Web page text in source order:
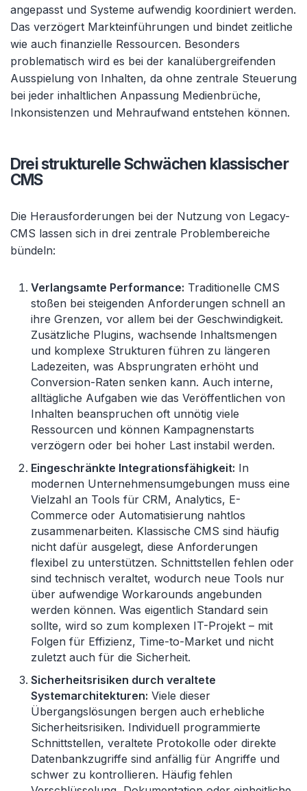
angepasst und Systeme aufwendig koordiniert werden.
Das verzögert Markteinführungen und bindet zeitliche
wie auch finanzielle Ressourcen. Besonders
problematisch wird es bei der kanalübergreifenden
Ausspielung von Inhalten, da ohne zentrale Steuerung
bei jeder inhaltlichen Anpassung Medienbrüche,
Inkonsistenzen und Mehraufwand entstehen können.
Drei strukturelle Schwächen klassischer
CMS
Die Herausforderungen bei der Nutzung von Legacy-
CMS lassen sich in drei zentrale Problembereiche
bündeln:
Verlangsamte Performance: Traditionelle CMS
stoßen bei steigenden Anforderungen schnell an
ihre Grenzen, vor allem bei der Geschwindigkeit.
Zusätzliche Plugins, wachsende Inhaltsmengen
und komplexe Strukturen führen zu längeren
Ladezeiten, was Absprungraten erhöht und
Conversion-Raten senken kann. Auch interne,
alltägliche Aufgaben wie das Veröffentlichen von
Inhalten beanspruchen oft unnötig viele
Ressourcen und können Kampagnenstarts
verzögern oder bei hoher Last instabil werden.
Eingeschränkte Integrationsfähigkeit: In
modernen Unternehmensumgebungen muss eine
Vielzahl an Tools für CRM, Analytics, E-
Commerce oder Automatisierung nahtlos
zusammenarbeiten. Klassische CMS sind häufig
nicht dafür ausgelegt, diese Anforderungen
flexibel zu unterstützen. Schnittstellen fehlen oder
sind technisch veraltet, wodurch neue Tools nur
über aufwendige Workarounds angebunden
werden können. Was eigentlich Standard sein
sollte, wird so zum komplexen IT-Projekt – mit
Folgen für Effizienz, Time-to-Market und nicht
zuletzt auch für die Sicherheit.
Sicherheitsrisiken durch veraltete
Systemarchitekturen: Viele dieser
Übergangslösungen bergen auch erhebliche
Sicherheitsrisiken. Individuell programmierte
Schnittstellen, veraltete Protokolle oder direkte
Datenbankzugriffe sind anfällig für Angriffe und
schwer zu kontrollieren. Häufig fehlen